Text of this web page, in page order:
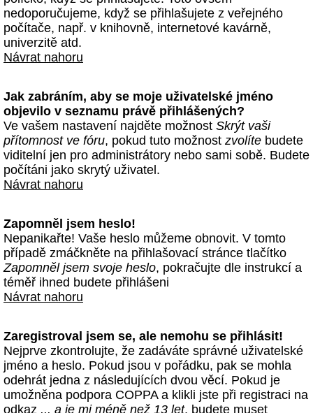
nedoporučujeme, když se přihlašujete z veřejného
počítače, např. v knihovně, internetové kavárně,
univerzitě atd.
Návrat nahoru
Jak zabráním, aby se moje uživatelské jméno
objevilo v seznamu právě přihlášených?
Ve vašem nastavení najděte možnost Skrýt vaši
přítomnost ve fóru, pokud tuto možnost zvolíte budete
viditelní jen pro administrátory nebo sami sobě. Budete
počítáni jako skrytý uživatel.
Návrat nahoru
Zapomněl jsem heslo!
Nepanikařte! Vaše heslo můžeme obnovit. V tomto
případě zmáčkněte na přihlašovací stránce tlačítko
Zapomněl jsem svoje heslo, pokračujte dle instrukcí a
téměř ihned budete přihlášeni
Návrat nahoru
Zaregistroval jsem se, ale nemohu se přihlásit!
Nejprve zkontrolujte, že zadáváte správné uživatelské
jméno a heslo. Pokud jsou v pořádku, pak se mohla
odehrát jedna z následujících dvou věcí. Pokud je
umožněna podpora COPPA a klikli jste při registraci na
odkaz ... a je mi méně než 13 let, budete muset